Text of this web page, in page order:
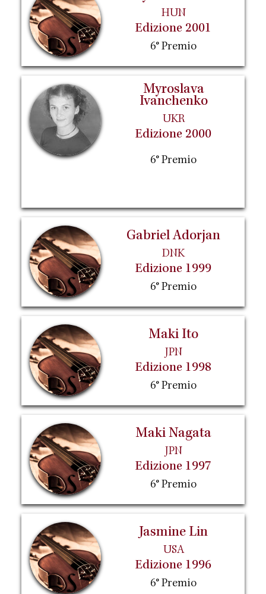
HUN
Edizione 2001
6° Premio
Myroslava
Ivanchenko
UKR
Edizione 2000
6° Premio
Gabriel Adorjan
DNK
Edizione 1999
6° Premio
Maki Ito
JPN
Edizione 1998
6° Premio
Maki Nagata
JPN
Edizione 1997
6° Premio
Jasmine Lin
USA
Edizione 1996
6° Premio